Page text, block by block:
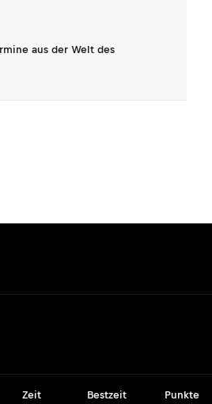
aus der Welt des
Zeit Bestzeit Punkte